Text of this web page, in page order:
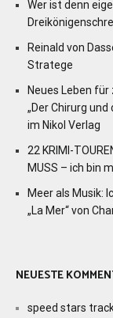
Wer ist denn
Reinald von
Stratege
Neues Leben für
„Der Chirurg
im Nikol Verlag
22 KRIMI-
MUSS – ich bin
Meer als Musik:
„La Mer“ von
NEUESTE
speed stars